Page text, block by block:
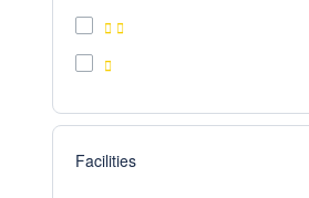
Facilities